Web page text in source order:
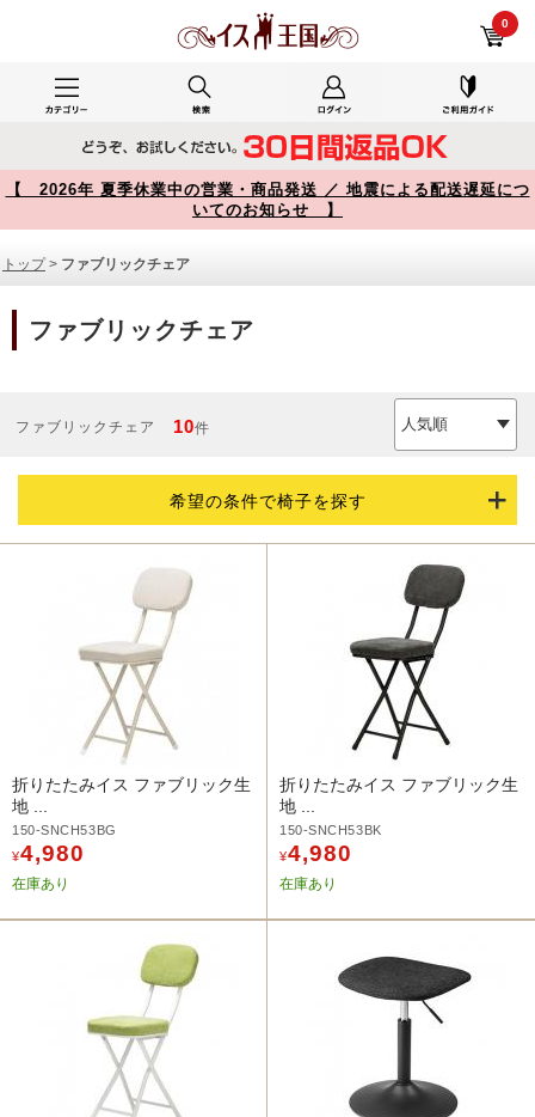
0
【 2026年 夏季休業中の営業・商品発送 ／ 地震による配送遅延につ
いてのお知らせ 】
トップ> ファブリックチェア
ファブリックチェア
ファブリックチェア 10件
希望の条件で椅子を探す
折りたたみイス ファブリック生
地 ...
150-SNCH53BG
¥4,980
在庫あり
折りたたみイス ファブリック生
地 ...
150-SNCH53BK
¥4,980
在庫あり